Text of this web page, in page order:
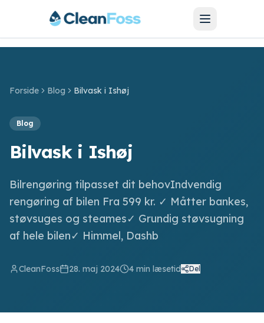
Bilpolering
Hjulskift
Motorcykel
Forside Blog Bilvask i Ishøj
Blog
Bilvask i Ishøj
Bilrengøring tilpasset dit behovIndvendig
rengøring af bilen Fra 599 kr. ✓ Måtter bankes,
støvsuges og steames✓ Grundig støvsugning
af hele bilen✓ Himmel, Dashb
CleanFoss 28. maj 2024 4 min læsetid Del